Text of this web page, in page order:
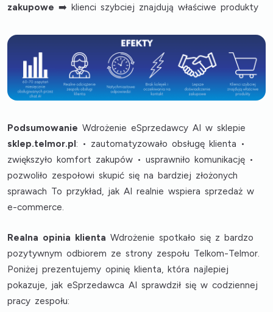
zakupowe ➡️ klienci szybciej znajdują właściwe produkty
Podsumowanie Wdrożenie eSprzedawcy AI w sklepie
sklep.telmor.pl: • zautomatyzowało obsługę klienta •
zwiększyło komfort zakupów • usprawniło komunikację •
pozwoliło zespołowi skupić się na bardziej złożonych
sprawach To przykład, jak AI realnie wspiera sprzedaż w
e-commerce.
Realna opinia klienta Wdrożenie spotkało się z bardzo
pozytywnym odbiorem ze strony zespołu Telkom-Telmor.
Poniżej prezentujemy opinię klienta, która najlepiej
pokazuje, jak eSprzedawca AI sprawdził się w codziennej
pracy zespołu: